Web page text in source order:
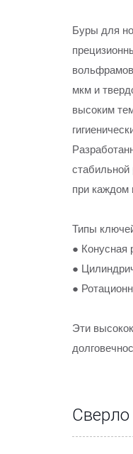
Буры для
мкм и
высоким
при каждом
Типы
● Конусная
●
●
Эти